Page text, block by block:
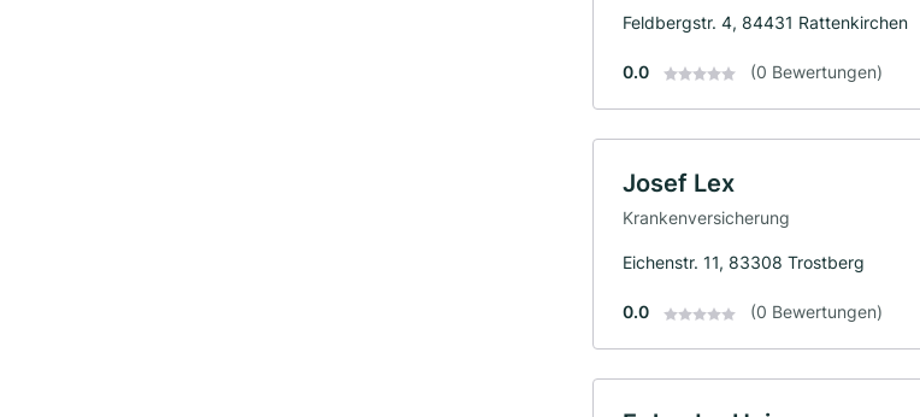
Feldbergstr. 4, 84431 Rattenkirchen
0.0 (0 Bewertungen)
Josef Lex
Krankenversicherung
Eichenstr. 11, 83308 Trostberg
0.0 (0 Bewertungen)